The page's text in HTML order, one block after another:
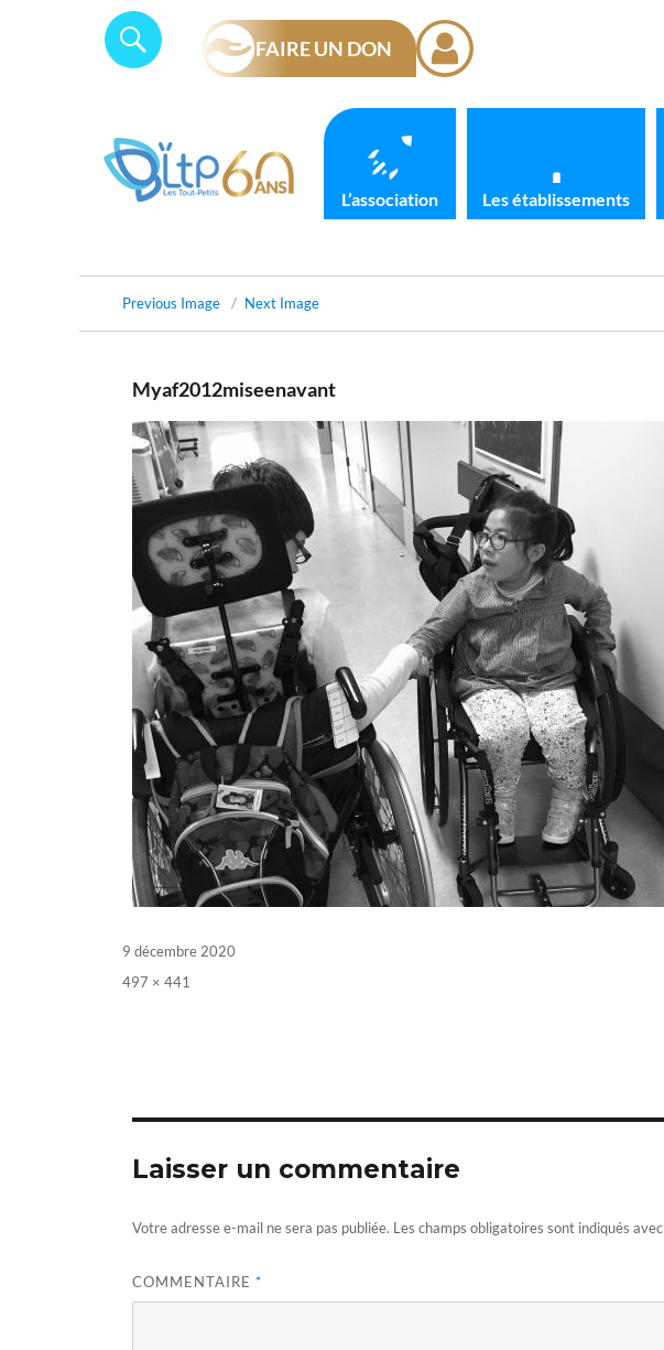
Search
SEARCH
FAIRE UN DON
L’association Les établissements
Previous Image Next Image
Myaf2012miseenavant
Posted
on
9 décembre 2020
Full
497 × 441
Laisser un commentaire
Votre adresse e-mail ne sera pas publiée. Les champs obligatoires sont indiqués avec
COMMENTAIRE *
Panneau de gestion des cookies